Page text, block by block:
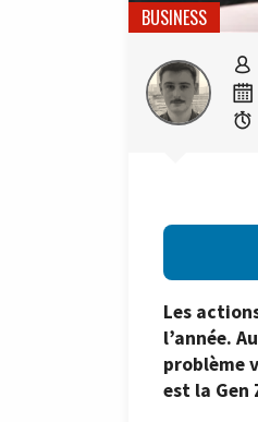
BUSINESS



Les
l’année.
problème
est la Gen